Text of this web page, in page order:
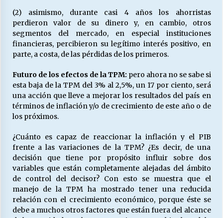
(2) asimismo, durante casi 4 años los ahorristas
perdieron valor de su dinero y, en cambio, otros
segmentos del mercado, en especial instituciones
financieras, percibieron su legítimo interés positivo, en
parte, a costa, de las pérdidas de los primeros.
Futuro de los efectos de la TPM: pero ahora no se sabe si
esta baja de la TPM del 3% al 2,5%, un 17 por ciento, será
una acción que lleve a mejorar los resultados del país en
términos de inflación y/o de crecimiento de este año o de
los próximos.
¿Cuánto es capaz de reaccionar la inflación y el PIB
frente a las variaciones de la TPM? ¿Es decir, de una
decisión que tiene por propósito influir sobre dos
variables que están completamente alejadas del ámbito
de control del decisor? Con esto se muestra que el
manejo de la TPM ha mostrado tener una reducida
relación con el crecimiento económico, porque éste se
debe a muchos otros factores que están fuera del alcance